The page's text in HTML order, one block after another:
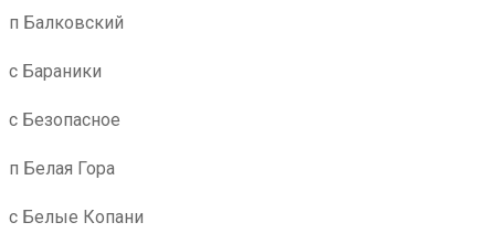
п Балковский
с Бараники
с Безопасное
п Белая Гора
с Белые Копани